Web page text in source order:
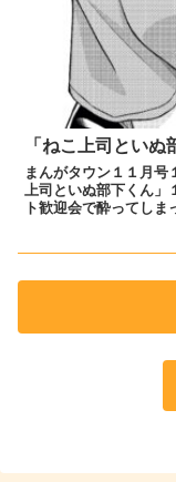
「ねこ上司とい
まんがタウン１１月号
上司といぬ部下くん」
ト歓迎会で酔ってし